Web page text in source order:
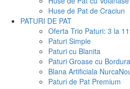
Huse de Pat de Craciun
PATURI DE PAT
Oferta Trio Paturi: 3 la
Paturi Simple
Paturi cu Blanita
Paturi Groase cu Bordura
Blana Artificiala Nurca
Paturi de Pat Premium